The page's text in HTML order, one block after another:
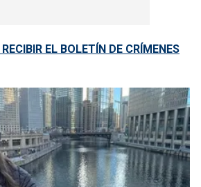
EL BOLETÍN DE CRÍMENES